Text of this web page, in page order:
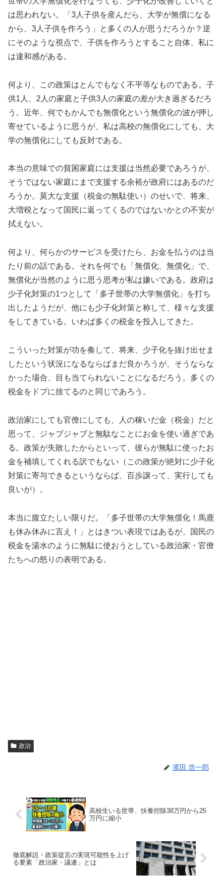
は思われない。「3人子供を産んだら、大学が無償になる
から、3人子供を作ろう」と多くの人が思うだろうか？逆
にそのような視点で、子供を作ろうとすること自体、私に
は違和感がある。
何より、この政策はとんでもなく不平等なものである。子
供1人、2人の家庭と子供3人の家庭の差が大き過ぎるだろ
う。近年、何でもかんでも無償化という無償化の波が押し
寄せているように思うが、私は高校の無償化にしても、大
学の無償化にしても反対である。
本当の意味での貧困家庭には支援は当然必要であろうが、
そうではない家庭にまで支援する余裕が政府にはあるのだ
ろうか。莫大な支援（税金の無駄使い）のせいで、将来、
大増税となって国民に返ってくるのではないかとの不安が
拭えない。
何より、何らかのサービスを受けたら、お金を払うのは当
たり前の話である。それを何でも「無償化、無償化」で、
無償化が当然のように思う思考が私は嫌いである。政府は
少子化対策の1つとして「多子世帯の大学無償化」を打ち
出したようだが、他にも少子化対策と称して、様々な支援
をしてきている。いわば多くの税金を投入してきた。
こういった対策が功を奏して、将来、少子化を抜け出せま
したという状況になるならばまだ良かろうが、そうならな
かった場合、目も当てられないことになるだろう。多くの
税金をドブに捨てるのと同じであろう。
政治家にしても官僚にしても、人の稼いだ金（税金）だと
思って、ジャブジャブと無駄なことにお金を使い過ぎであ
る。政策が失敗したからといって、彼らが無駄に使ったお
金を補填してくれる訳でもない（この政策が絶対に少子化
対策に寄与できるというならば、百歩譲って、実行しても
良いが）。
本当に腹立たしい限りだ。「多子世帯の大学無償化！馬鹿
も休み休みに言え！」とはきつい表現ではあるが、国民の
税金を湯水のように無駄に使おうとしている政治家・官僚
たちへの怒りの表明である。
政治
濱田 浩一郎
高校生いる世帯、扶養控除38万円から25
万円に縮小
徹底解説・政策提言の実現可能性を上げ
る要素「政治家・議連」とは